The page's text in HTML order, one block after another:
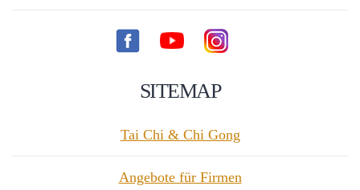
SITEMAP
Tai Chi & Chi Gong
Angebote für Firmen